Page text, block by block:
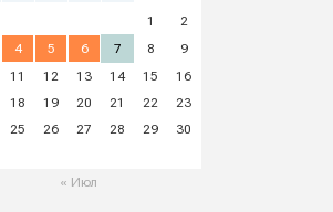
1
2
4 5 6 7 8
9
11 12 13 14 15
16
18 19 20 21 22
23
25 26 27 28 29
30
« Июл